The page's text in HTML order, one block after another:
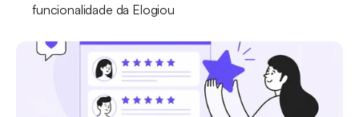
funcionalidade da Elogiou